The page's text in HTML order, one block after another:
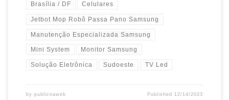
Brasília / DF Celulares
Jetbot Mop Robô Passa Pano Samsung
Manutenção Especializada Samsung
Mini System Monitor Samsung
Solução Eletrônica Sudoeste TV Led
by publicnaweb Published 12/14/2023